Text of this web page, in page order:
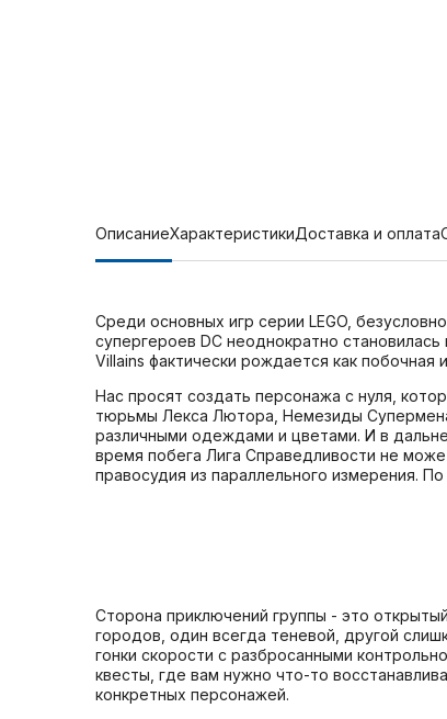
ОписаниеХарактеристикиДоставка и оплата
Среди основных игр серии LEGO,
супергероев DC неоднократно
Villains фактически рождается как побочная
Нас просят создать персонажа с нуля,
тюрьмы Лекса Лютора, Немезиды
различными одеждами и цветами. И в
время побега Лига Справедливости не
правосудия из параллельного измерения.
Сторона приключений группы - это
городов, один всегда теневой, другой
гонки скорости с разбросанными
квесты, где вам нужно что-то
конкретных персонажей.